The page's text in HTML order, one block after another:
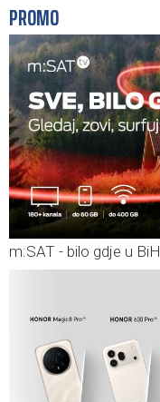
PROMO
m:SAT - bilo gdje u BiH